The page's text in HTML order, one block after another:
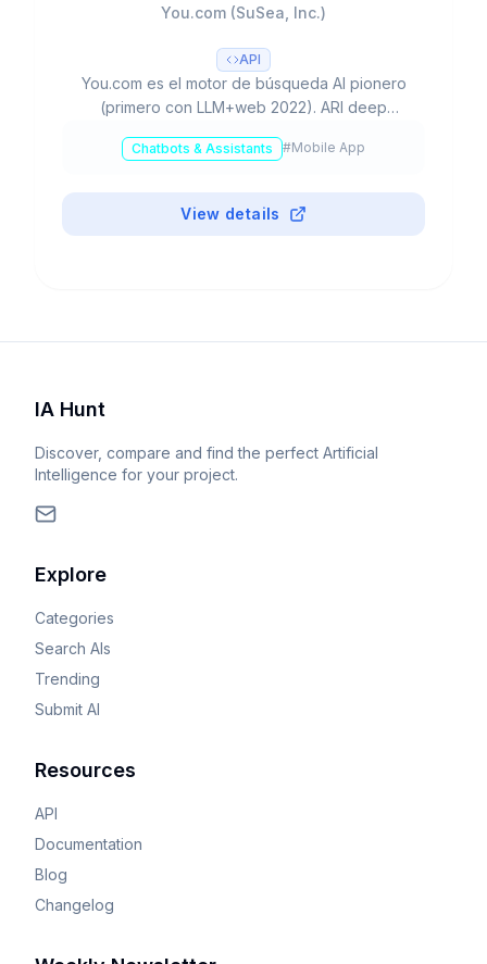
You.com (SuSea, Inc.)
API
You.com es el motor de búsqueda AI pionero
(primero con LLM+web 2022). ARI deep
2025). Unicornio $1.5B. API enterprise 99.9%
Chatbots & Assistants #Mobile App
View details
IA Hunt
Discover, compare and find the perfect Artificial
Intelligence for your project.
Explore
Categories
Search AIs
Trending
Submit AI
Resources
API
Documentation
Blog
Changelog